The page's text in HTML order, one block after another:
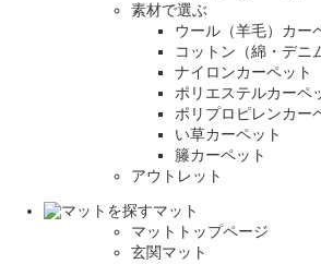
素材で選ぶ
ウール（羊毛）カー
コットン（綿・デニ
ナイロンカーペット
ポリエステルカーペ
ポリプロピレンカー
い草カーペット
籐カーペット
アウトレット
マット
マットトップページ
玄関マット